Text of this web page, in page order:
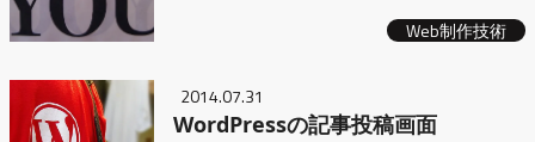
Web制作技術
2014.07.31
WordPressの記事投稿画面